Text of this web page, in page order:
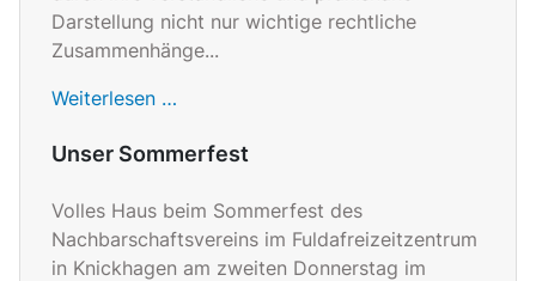
Darstellung nicht nur wichtige rechtliche
Zusammenhänge...
Weiterlesen …
Unser Sommerfest
Volles Haus beim Sommerfest des
Nachbarschaftsvereins im Fuldafreizeitzentrum
in Knickhagen am zweiten Donnerstag im